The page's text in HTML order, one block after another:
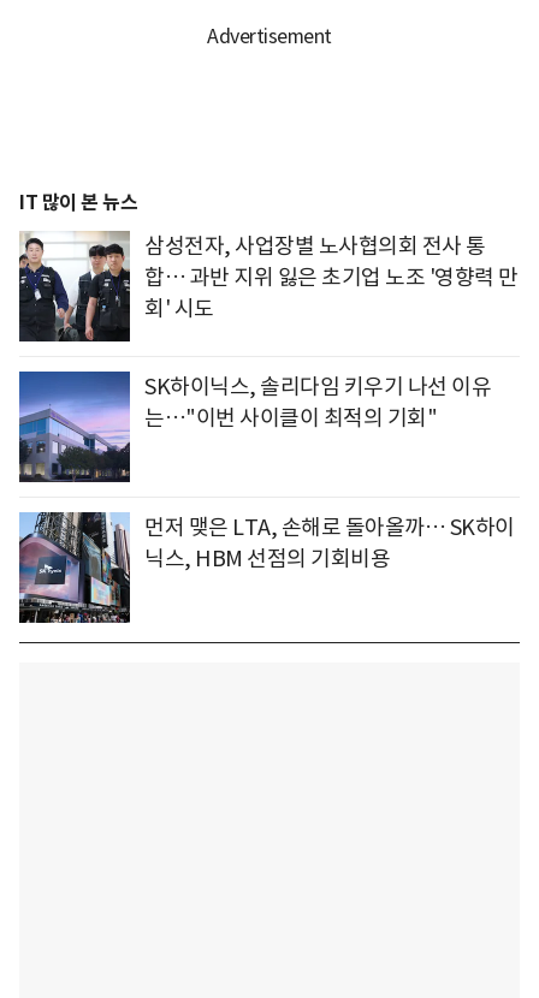
IT 많이 본 뉴스
삼성전자, 사업장별 노사협의회 전사 통
합… 과반 지위 잃은 초기업 노조 '영향력 만
회' 시도
SK하이닉스, 솔리다임 키우기 나선 이유
는…"이번 사이클이 최적의 기회"
먼저 맺은 LTA, 손해로 돌아올까… SK하이
닉스, HBM 선점의 기회비용